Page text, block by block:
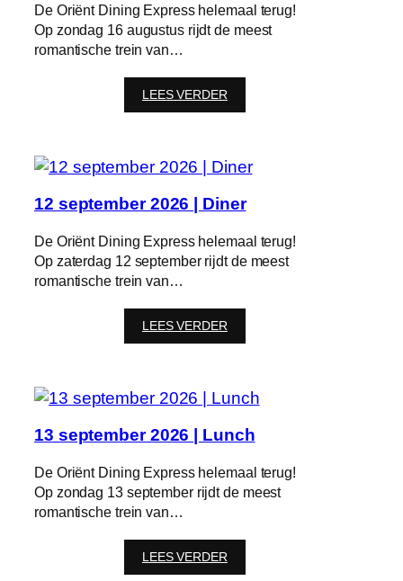
De Oriënt Dining Express helemaal terug!
Op zondag 16 augustus rijdt de meest
romantische trein van…
LEES VERDER:
16
|
Lunch
12 september 2026 | Diner
De Oriënt Dining Express helemaal terug!
Op zaterdag 12 september rijdt de meest
romantische trein van…
LEES VERDER:
12
|
Diner
13 september 2026 | Lunch
De Oriënt Dining Express helemaal terug!
Op zondag 13 september rijdt de meest
romantische trein van…
LEES VERDER:
13